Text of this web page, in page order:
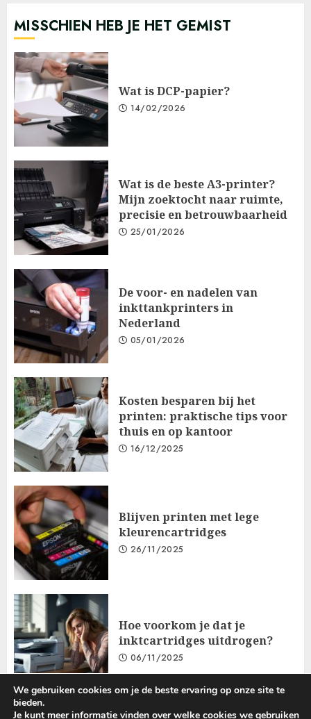
MISSCHIEN HEB JE HET GEMIST
Wat is DCP-papier?
14/02/2026
Wat is de beste A3-printer?
Mijn zoektocht naar ruimte,
precisie en betrouwbaarheid
25/01/2026
De voor- en nadelen van
inkttankprinters in
Nederland
05/01/2026
Kosten besparen bij het
printen: praktische tips voor
thuis en op kantoor
16/12/2025
Blijven printen met lege
kleurencartridges
26/11/2025
Hoe voorkom je dat je
inktcartridges uitdrogen?
06/11/2025
We gebruiken cookies om je de beste ervaring op onze site te
bieden.
Je kunt meer informatie vinden over welke cookies we gebruiken